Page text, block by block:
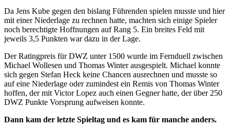
Da Jens Kube gegen den bislang Führenden spielen musste und hier
mit einer Niederlage zu rechnen hatte, machten sich einige Spieler
noch berechtigte Hoffnungen auf Rang 5. Ein breites Feld mit
jeweils 3,5 Punkten war dazu in der Lage.
Der Ratingpreis für DWZ unter 1500 wurde im Fernduell zwischen
Michael Wollesen und Thomas Winter ausgespielt. Michael konnte
sich gegen Stefan Heck keine Chancen ausrechnen und musste so
auf eine Niederlage oder zumindest ein Remis von Thomas Winter
hoffen, der mit Victor Lopez auch einen Gegner hatte, der über 250
DWZ Punkte Vorsprung aufweisen konnte.
Dann kam der letzte Spieltag und es kam für manche anders.